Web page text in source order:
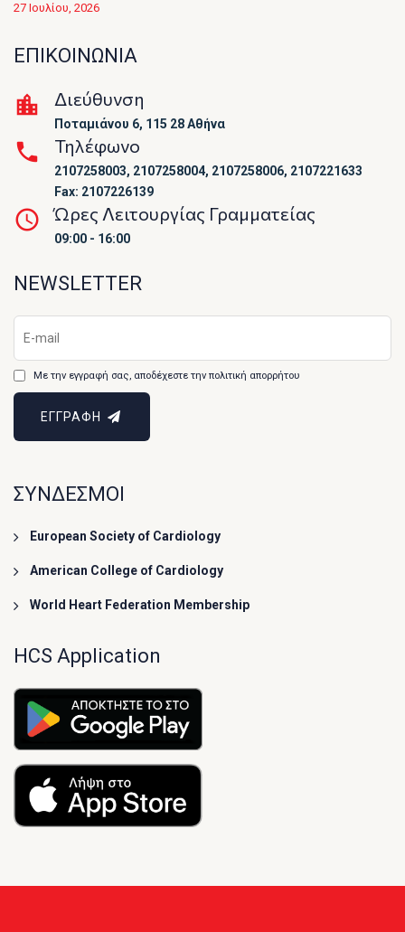
27 Ιουλίου, 2026
ΕΠΙΚΟΙΝΩΝΙΑ
Διεύθυνση
Ποταμιάνου 6, 115 28 Αθήνα
Τηλέφωνο
2107258003, 2107258004, 2107258006, 2107221633
Fax: 2107226139
Ώρες Λειτουργίας Γραμματείας
09:00 - 16:00
NEWSLETTER
Με την εγγραφή σας, αποδέχεστε την πολιτική απορρήτου
ΕΓΓΡΑΦΗ
ΣΥΝΔΕΣΜΟΙ
European Society of Cardiology
American College of Cardiology
World Heart Federation Membership
HCS Application